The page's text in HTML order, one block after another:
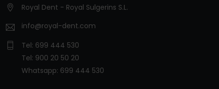
Royal Dent - Royal Sulgerins S.L.
info@royal-dent.com
Tel: 699 444 530
Tel: 900 20 50 20
Whatsapp: 699 444 530